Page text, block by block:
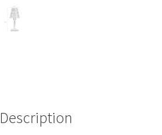
Description